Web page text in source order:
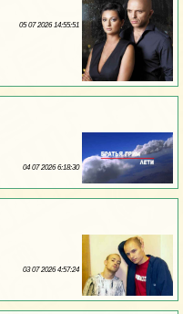
05 07 2026 14:55:51
04 07 2026 6:18:30
03 07 2026 4:57:24